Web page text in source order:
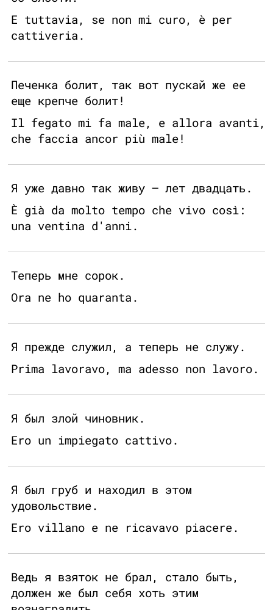
E tuttavia, se non mi curo, è per
cattiveria.
Печенка болит, так вот пускай же ее
еще крепче болит!
Il fegato mi fa male, e allora avanti,
che faccia ancor più male!
Я уже давно так живу — лет двадцать.
È già da molto tempo che vivo così:
una ventina d'anni.
Теперь мне сорок.
Ora ne ho quaranta.
Я прежде служил, а теперь не служу.
Prima lavoravo, ma adesso non lavoro.
Я был злой чиновник.
Ero un impiegato cattivo.
Я был груб и находил в этом
удовольствие.
Ero villano e ne ricavavo piacere.
Ведь я взяток не брал, стало быть,
должен же был себя хоть этим